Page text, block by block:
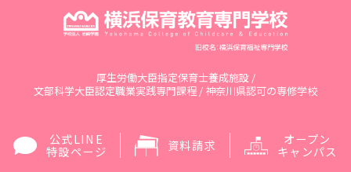
厚生労働大臣指定保育士養成施設 /
文部科学大臣認定職業実践専門課程 / 神奈川県認可の専修学校
公式LINE
特設ページ 資料請求 オープン
キャンパス